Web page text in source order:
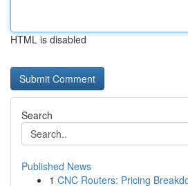
HTML is disabled
Search
Published News
1 CNC Routers: Pricing